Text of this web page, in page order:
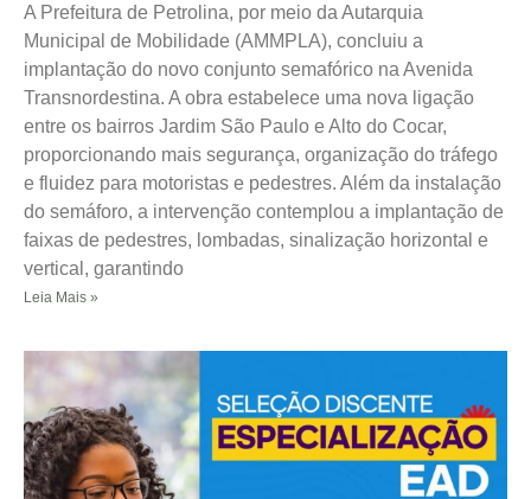
A Prefeitura de Petrolina, por meio da Autarquia
Municipal de Mobilidade (AMMPLA), concluiu a
implantação do novo conjunto semafórico na Avenida
Transnordestina. A obra estabelece uma nova ligação
entre os bairros Jardim São Paulo e Alto do Cocar,
proporcionando mais segurança, organização do tráfego
e fluidez para motoristas e pedestres. Além da instalação
do semáforo, a intervenção contemplou a implantação de
faixas de pedestres, lombadas, sinalização horizontal e
vertical, garantindo
Leia Mais »